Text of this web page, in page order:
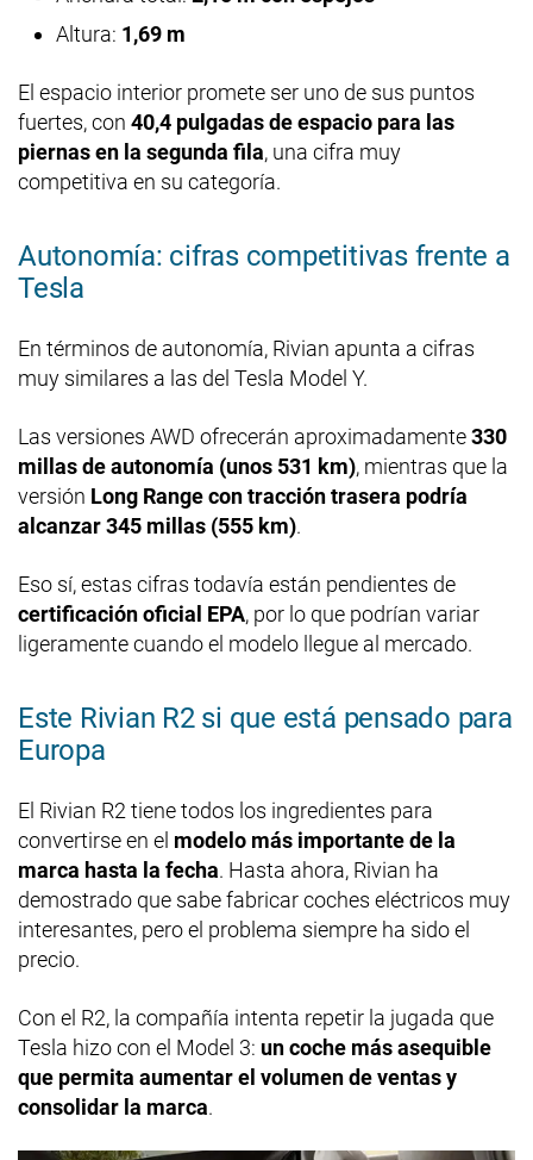
Altura: 1,69 m
El espacio interior promete ser uno de sus puntos
fuertes, con 40,4 pulgadas de espacio para las
piernas en la segunda fila, una cifra muy
competitiva en su categoría.
Autonomía: cifras competitivas frente a
Tesla
En términos de autonomía, Rivian apunta a cifras
muy similares a las del Tesla Model Y.
Las versiones AWD ofrecerán aproximadamente330
millas de autonomía (unos 531 km), mientras que la
versión Long Range con tracción trasera podría
alcanzar 345 millas (555 km).
Eso sí, estas cifras todavía están pendientes de
certificación oficial EPA, por lo que podrían variar
ligeramente cuando el modelo llegue al mercado.
Este Rivian R2 si que está pensado para
Europa
El Rivian R2 tiene todos los ingredientes para
convertirse en el modelo más importante de la
marca hasta la fecha. Hasta ahora, Rivian ha
demostrado que sabe fabricar coches eléctricos muy
interesantes, pero el problema siempre ha sido el
precio.
Con el R2, la compañía intenta repetir la jugada que
Tesla hizo con el Model 3: un coche más asequible
que permita aumentar el volumen de ventas y
consolidar la marca.